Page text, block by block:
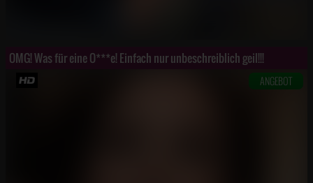
OMG! Was für eine O***e! Einfach nur unbeschreiblich geil!!!
ANGEBOT